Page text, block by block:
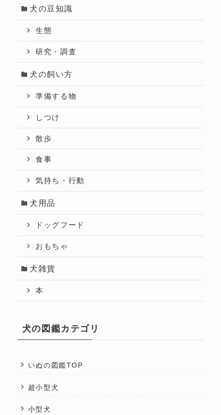
犬の豆知識
生態
研究・調査
犬の飼い方
準備する物
しつけ
散歩
食事
気持ち・行動
犬用品
ドッグフード
おもちゃ
犬雑貨
本
犬の図鑑カテゴリ
いぬの図鑑TOP
超小型犬
小型犬